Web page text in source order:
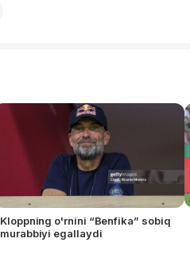
Kloppning o'rnini “Benfika” sobiq
murabbiyi egallaydi